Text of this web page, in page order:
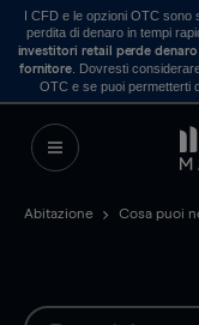
I CFD e le opzioni OTC sono
perdita di denaro in tempi
investitori retail perde
fornitore . Dovresti
OTC e se puoi permetterti
Abitazione Cosa puoi